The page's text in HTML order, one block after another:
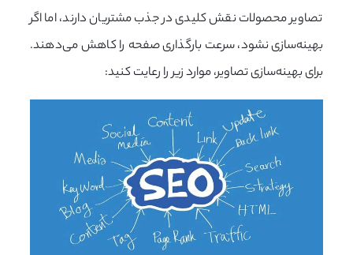
تصاویر محصولات نقش کلیدی در جذب مشتریان دارند، اما اگر
بهینه‌سازی نشود، سرعت بارگذاری صفحه را کاهش می‌دهند.
برای بهینه‌سازی تصاویر، موارد زیر را رعایت کنید: